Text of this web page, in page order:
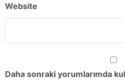
Website
Daha sonraki yorumlarımda